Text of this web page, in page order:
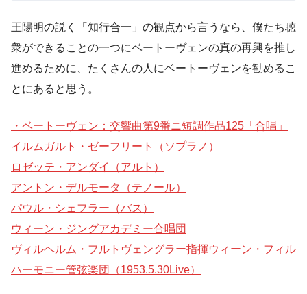
王陽明の説く「知行合一」の観点から言うなら、僕たち聴
衆ができることの一つにベートーヴェンの真の再興を推し
進めるために、たくさんの人にベートーヴェンを勧めるこ
とにあると思う。
・ベートーヴェン：交響曲第9番ニ短調作品125「合唱」
イルムガルト・ゼーフリート（ソプラノ）
ロゼッテ・アンダイ（アルト）
アントン・デルモータ（テノール）
パウル・シェフラー（バス）
ウィーン・ジングアカデミー合唱団
ヴィルヘルム・フルトヴェングラー指揮ウィーン・フィル
ハーモニー管弦楽団（1953.5.30Live）